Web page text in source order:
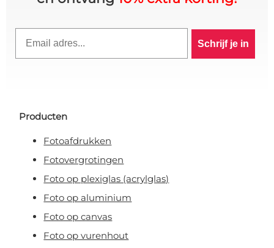
Schrijf je in
Producten
Fotoafdrukken
Fotovergrotingen
Foto op plexiglas (acrylglas)
Foto op aluminium
Foto op canvas
Foto op vurenhout